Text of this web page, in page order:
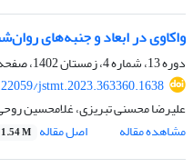
واکاوی در ابعاد و جنبه‌های
دوره 13، شماره 4، زمستان 1402، صفحه
jstmt.2023.363360.1638
علیرضا محسنی تبریزی، غلامحسین
مشاهده مقاله
اصل مقاله 1.54 M